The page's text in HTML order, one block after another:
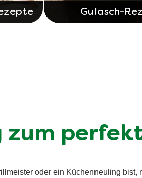
Gulasch-
zum
oder ein Küchenneuling